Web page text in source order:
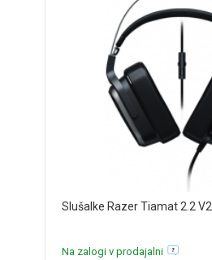
Slušalke Razer Tiamat 2.2 V2
Na zalogi v prodajalni